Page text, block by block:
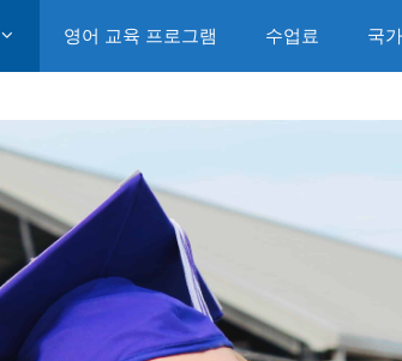
영어 교육 프로그램 수업료 국